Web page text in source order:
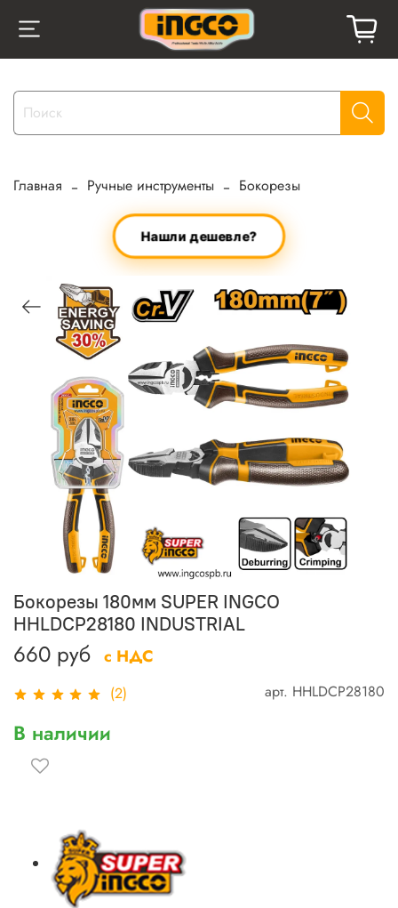
Главная Ручные инструменты Бокорезы
Нашли дешевле?
(2) арт. HHLDCP28180
Бокорезы 180мм SUPER INGCO
HHLDCP28180 INDUSTRIAL
660 руб с НДС
В наличии